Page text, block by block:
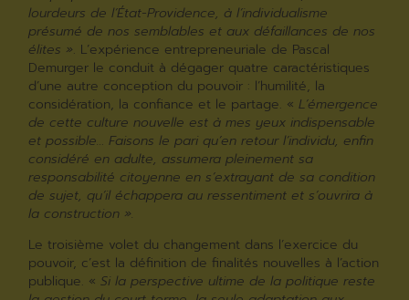
lourdeurs de l’État-Providence, à l’individualisme
présumé de nos semblables et aux défaillances de nos
élites ». L’expérience entrepreneuriale de Pascal
Demurger le conduit à dégager quatre caractéristiques
d’une autre conception du pouvoir : l’humilité, la
considération, la confiance et le partage. «L’émergence
de cette culture nouvelle est à mes yeux indispensable
et possible… Faisons le pari qu’en retour l’individu, enfin
considéré en adulte, assumera pleinement sa
responsabilité citoyenne en s’extrayant de sa condition
de sujet, qu’il échappera au ressentiment et s’ouvrira à
la construction ».
Le troisième volet du changement dans l’exercice du
pouvoir, c’est la définition de finalités nouvelles à l’action
publique. «Si la perspective ultime de la politique reste